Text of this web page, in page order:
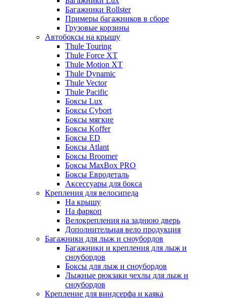
Багажники Rollster
Примеры багажников в сборе
Грузовые корзины
Автобоксы на крышу
Thule Touring
Thule Force XT
Thule Motion XT
Thule Dynamic
Thule Vector
Thule Pacific
Боксы Lux
Боксы Cybort
Боксы мягкие
Боксы Koffer
Боксы ED
Боксы Atlant
Боксы Broomer
Боксы MaxBox PRO
Боксы Евродеталь
Аксессуары для бокса
Крепления для велосипеда
На крышу
На фаркоп
Велокрепления на заднюю дверь
Дополнительная вело продукция
Багажники для лыж и сноубордов
Багажники и крепления для лыж и
сноубордов
Боксы для лыж и сноубордов
Лыжные рюкзаки чехлы для лыж и
сноубордов
Крепление для виндсерфа и каяка